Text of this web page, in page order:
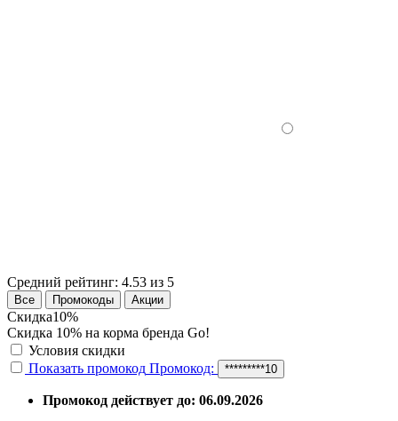
Средний рейтинг: 4.53 из 5
Все Промокоды Акции
Скидка10%
Скидка 10% на корма бренда Go!
Условия скидки
Показать промокод Промокод: *********10
Промокод действует до: 06.09.2026